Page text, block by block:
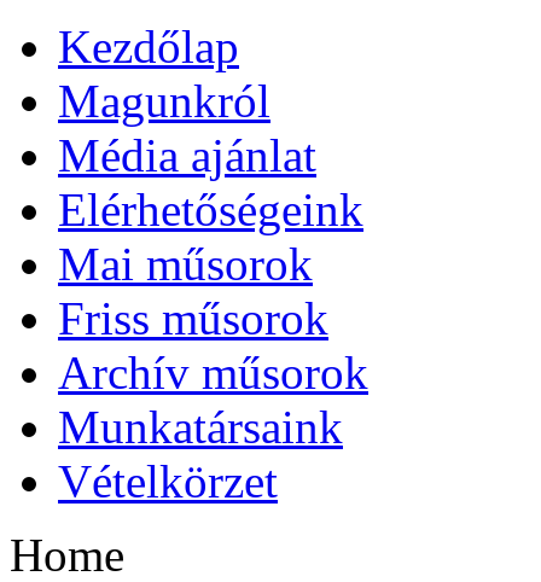
Kezdőlap
Magunkról
Média ajánlat
Elérhetőségeink
Mai műsorok
Friss műsorok
Archív műsorok
Munkatársaink
Vételkörzet
Home